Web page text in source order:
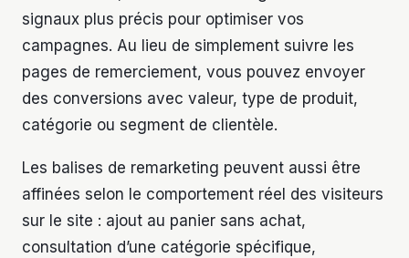
signaux plus précis pour optimiser vos
campagnes. Au lieu de simplement suivre les
pages de remerciement, vous pouvez envoyer
des conversions avec valeur, type de produit,
catégorie ou segment de clientèle.
Les balises de remarketing peuvent aussi être
affinées selon le comportement réel des visiteurs
sur le site : ajout au panier sans achat,
consultation d’une catégorie spécifique,